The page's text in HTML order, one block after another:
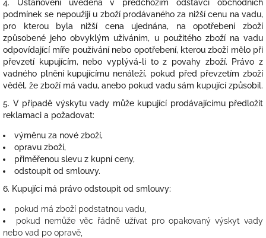
4. Ustanovení uvedená v předchozím odstavci obchodních
podmínek se nepoužijí u zboží prodávaného za nižší cenu na vadu,
pro kterou byla nižší cena ujednána, na opotřebení zboží
způsobené jeho obvyklým užíváním, u použitého zboží na vadu
odpovídající míře používání nebo opotřebení, kterou zboží mělo při
převzetí kupujícím, nebo vyplývá-li to z povahy zboží. Právo z
vadného plnění kupujícímu nenáleží, pokud před převzetím zboží
věděl, že zboží má vadu, anebo pokud vadu sám kupující způsobil.
5. V případě výskytu vady může kupující prodávajícímu předložit
reklamaci a požadovat:
výměnu za nové zboží,
opravu zboží,
přiměřenou slevu z kupní ceny,
odstoupit od smlouvy.
6. Kupující má právo odstoupit od smlouvy:
pokud má zboží podstatnou vadu,
pokud nemůže věc řádně užívat pro opakovaný výskyt vady
nebo vad po opravě,